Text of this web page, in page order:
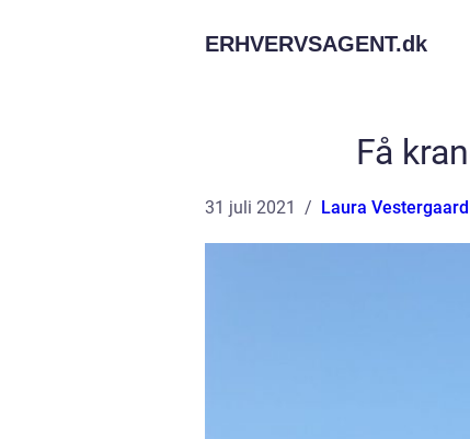
ERHVERVSAGENT.dk
Få
31 juli 2021 Laura Vestergaard